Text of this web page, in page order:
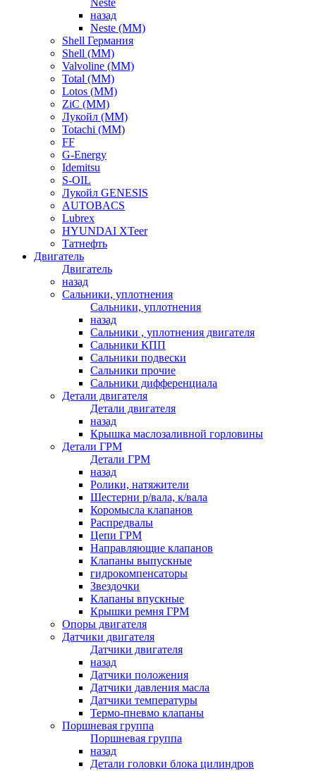
Neste
назад
Neste (ММ)
Shell Германия
Shell (ММ)
Valvoline (ММ)
Total (ММ)
Lotos (ММ)
ZiC (ММ)
Лукойл (ММ)
Totachi (MM)
FF
G-Energy
Idemitsu
S-OIL
Лукойл GENESIS
AUTOBACS
Lubrex
HYUNDAI XTeer
Татнефть
Двигатель
Двигатель
назад
Сальники, уплотнения
Сальники, уплотнения
назад
Сальники , уплотнения двигателя
Сальники КПП
Сальники подвески
Сальники прочие
Сальники дифференциала
Детали двигателя
Детали двигателя
назад
Крышка маслозаливной горловины
Детали ГРМ
Детали ГРМ
назад
Ролики, натяжители
Шестерни р/вала, к/вала
Коромысла клапанов
Распредвалы
Цепи ГРМ
Направляющие клапанов
Клапаны выпускные
гидрокомпенсаторы
Звездочки
Клапаны впускные
Крышки ремня ГРМ
Опоры двигателя
Датчики двигателя
Датчики двигателя
назад
Датчики положения
Датчики давления масла
Датчики температуры
Термо-пневмо клапаны
Поршневая группа
Поршневая группа
назад
Детали головки блока цилиндров